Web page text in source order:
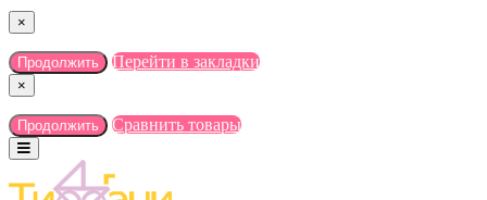
×
Продолжить Перейти в закладки
×
Продолжить Сравнить товары